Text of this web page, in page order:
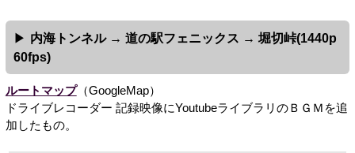
内海トンネル → 道の駅フェニックス → 堀切峠(1440p
60fps)
ルートマップ（GoogleMap）
ドライブレコーダー 記録映像にYoutubeライブラリのＢＧＭを追
加したもの。